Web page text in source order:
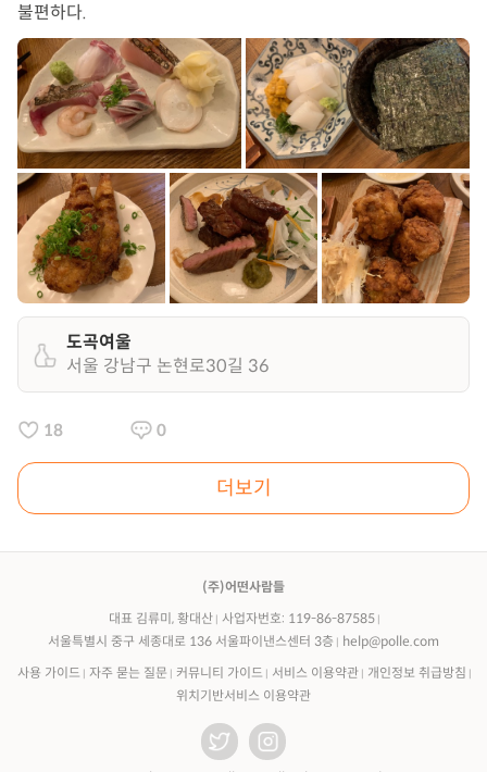
불편하다.
도곡여울
서울 강남구 논현로30길 36
18 0
더보기
(주)어떤사람들
대표 김류미, 황대산
사업자번호: 119-86-87585
서울특별시 중구 세종대로 136 서울파이낸스센터 3층
help@polle.com
사용 가이드 자주 묻는 질문 커뮤니티 가이드 서비스 이용약관
개인정보 취급방침
위치기반서비스 이용약관